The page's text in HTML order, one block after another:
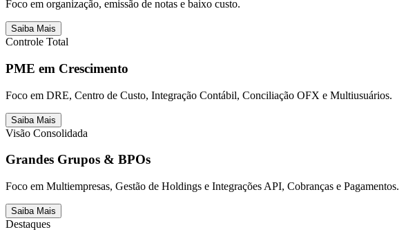
Foco em organização, emissão de notas e baixo custo.
Saiba Mais
Controle Total
PME em Crescimento
Foco em DRE, Centro de Custo, Integração Contábil, Conciliação OFX e Multiusuários.
Saiba Mais
Visão Consolidada
Grandes Grupos & BPOs
Foco em Multiempresas, Gestão de Holdings e Integrações API, Cobranças e Pagamentos.
Saiba Mais
Destaques